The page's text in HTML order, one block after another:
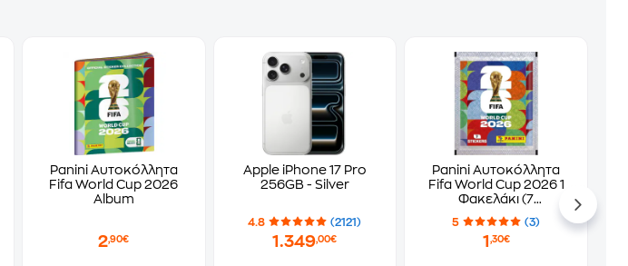
Panini Αυτοκόλλητα
Fifa World Cup 2026
Album
2,90€
Apple iPhone 17 Pro
256GB - Silver
4.8 (2121)
1.349,00€
Panini Αυτοκόλλητα
Fifa World Cup 2026 1
Φακελάκι (7
Αυτοκόλλητα)
5 (3)
1 ,30€